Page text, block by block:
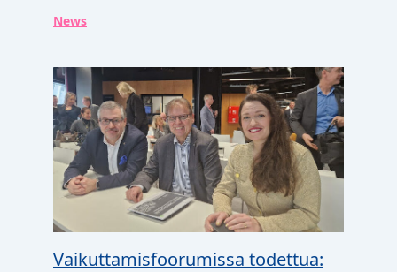
News
Vaikuttamisfoorumissa todettua: